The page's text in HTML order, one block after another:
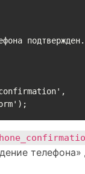
телефона»